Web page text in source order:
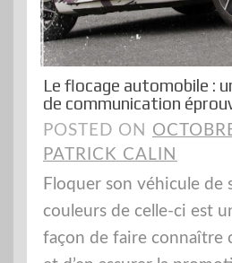
Le flocage automobile :
de communication
POSTED ON
PATRICK CALIN
Floquer son véhicule de
couleurs de celle-ci est
façon de faire connaître